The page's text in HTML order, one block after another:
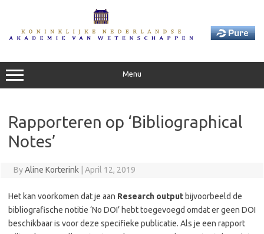
Menu
Rapporteren op ‘Bibliographical
Notes’
ByAline Korterink April 12, 2019
Het kan voorkomen dat je aan Research output bijvoorbeeld de
bibliografische notitie ‘No DOI’ hebt toegevoegd omdat er geen DOI
beschikbaar is voor deze specifieke publicatie. Als je een rapport